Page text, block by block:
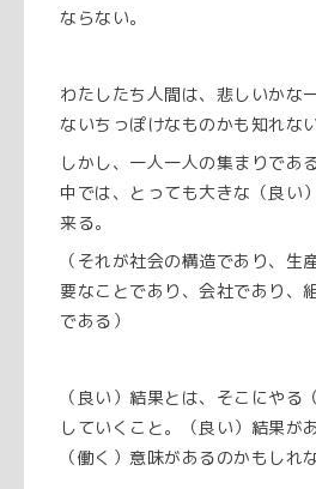
ならない。
わたしたち人間は、悲しいかな
ないちっぽけなものかも知れない
しかし、一人一人の集まりであ
中では、とっても大きな（良い
来る。
（それが社会の構造であり、生
要なことであり、会社であり、
である）
（良い）結果とは、そこにやる
していくこと。（良い）結果が
（働く）意味があるのかもしれな